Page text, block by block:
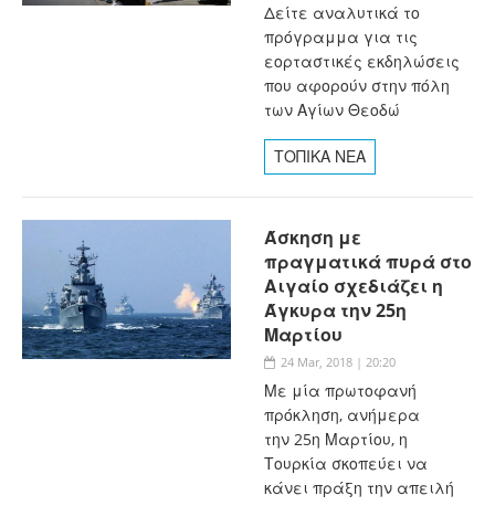
Δείτε αναλυτικά το
πρόγραμμα για τις
εορταστικές εκδηλώσεις
που αφορούν στην πόλη
των Αγίων Θεοδώ
ΤΟΠΙΚΑ ΝΕΑ
Άσκηση με
πραγματικά πυρά στο
Αιγαίο σχεδιάζει η
Άγκυρα την 25η
Μαρτίου
24 Mar, 2018 | 20:20
Με μία πρωτοφανή
πρόκληση, ανήμερα
την 25η Μαρτίου, η
Τουρκία σκοπεύει να
κάνει πράξη την απειλή